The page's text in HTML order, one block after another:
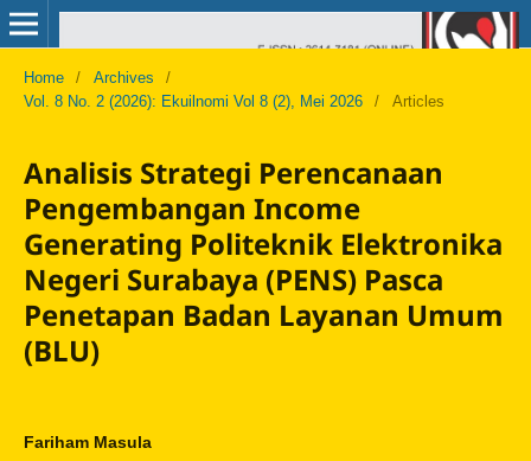
Home / Archives
/
Vol. 8 No. 2 (2026): Ekuilnomi Vol 8 (2), Mei 2026
/ Articles
Analisis Strategi Perencanaan
Pengembangan Income
Generating Politeknik Elektronika
Negeri Surabaya (PENS) Pasca
Penetapan Badan Layanan Umum
(BLU)
Fariham Masula